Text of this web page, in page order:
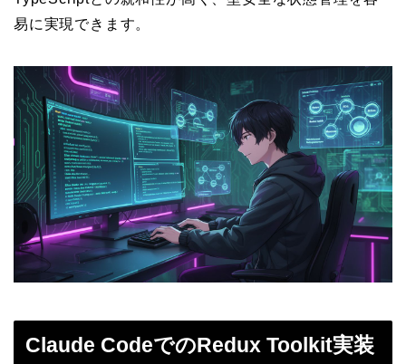
易に実現できます。
Claude CodeでのRedux Toolkit実装